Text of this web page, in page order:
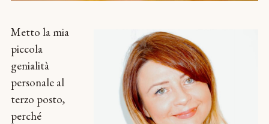
Metto la mia
piccola
genialità
personale al
terzo posto,
perché